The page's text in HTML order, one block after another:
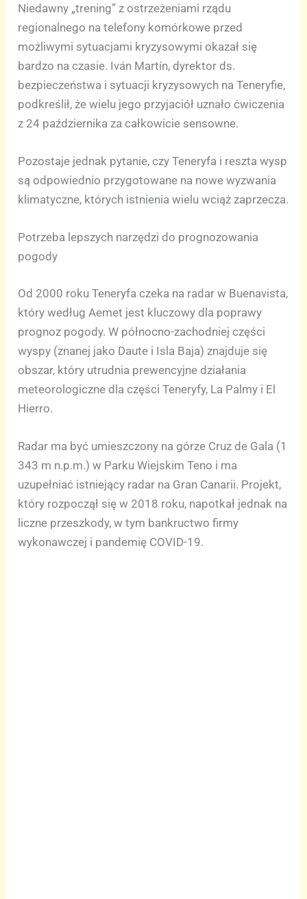
Niedawny „trening” z ostrzeżeniami rządu
regionalnego na telefony komórkowe przed
możliwymi sytuacjami kryzysowymi okazał się
bardzo na czasie. Iván Martín, dyrektor ds.
bezpieczeństwa i sytuacji kryzysowych na Teneryfie,
podkreślił, że wielu jego przyjaciół uznało ćwiczenia
z 24 października za całkowicie sensowne.
Pozostaje jednak pytanie, czy Teneryfa i reszta wysp
są odpowiednio przygotowane na nowe wyzwania
klimatyczne, których istnienia wielu wciąż zaprzecza.
Potrzeba lepszych narzędzi do prognozowania
pogody
Od 2000 roku Teneryfa czeka na radar w Buenavista,
który według Aemet jest kluczowy dla poprawy
prognoz pogody. W północno-zachodniej części
wyspy (znanej jako Daute i Isla Baja) znajduje się
obszar, który utrudnia prewencyjne działania
meteorologiczne dla części Teneryfy, La Palmy i El
Hierro.
Radar ma być umieszczony na górze Cruz de Gala (1
343 m n.p.m.) w Parku Wiejskim Teno i ma
uzupełniać istniejący radar na Gran Canarii. Projekt,
który rozpoczął się w 2018 roku, napotkał jednak na
liczne przeszkody, w tym bankructwo firmy
wykonawczej i pandemię COVID-19.